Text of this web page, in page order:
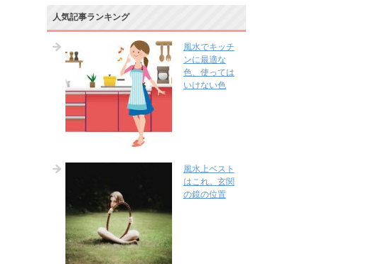
人気記事ランキング
風水でキッチ
ンに最適な
色、使っては
いけない色
風水上ベスト
はこれ。玄関
の鏡の位置